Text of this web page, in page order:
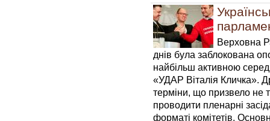
Верховна
днів була заблокована
найбільш активною серед
«УДАР Віталія Кличка».
терміни, що призвело не
проводити пленарні
форматі комітетів.